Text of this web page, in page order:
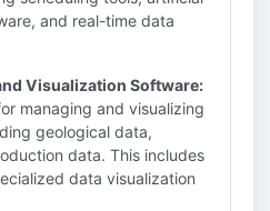
and real-time data
Visualization Software:
managing and visualizing
geological data,
data. This includes
data visualization